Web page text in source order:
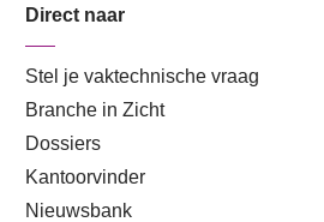
Tot slot: deelname aan het
kantoren met een
voldoen aan de verplichting
Maatregelen in het Publiek
periodiek te monitoren.
Direct naar
Stel je vaktechnische vraag
Branche in Zicht
Dossiers
Kantoorvinder
Nieuwsbank